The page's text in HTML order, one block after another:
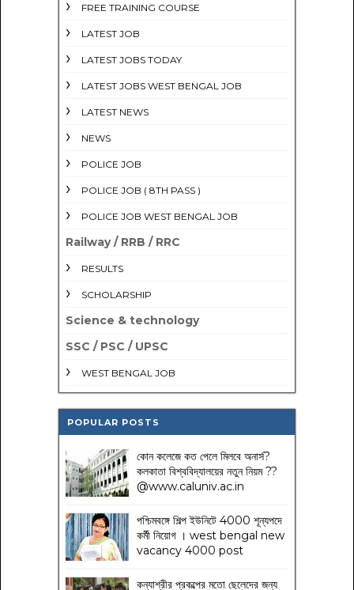
FREE TRAINING COURSE
LATEST JOB
LATEST JOBS TODAY
LATEST JOBS WEST BENGAL JOB
LATEST NEWS
NEWS
POLICE JOB
POLICE JOB ( 8TH PASS )
POLICE JOB WEST BENGAL JOB
Railway / RRB / RRC
RESULTS
SCHOLARSHIP
Science & technology
SSC / PSC / UPSC
WEST BENGAL JOB
POPULAR POSTS
কোন কলেজে কত পেলে মিলবে অনার্স?
কলকাতা বিশ্ববিদ্যালয়ের নতুন নিয়ম??
@www.caluniv.ac.in
পশ্চিমবঙ্গে শিল্প ইউনিটে 4000 শূন্যপদে
কর্মী নিয়োগ । west bengal new
vacancy 4000 post
কন্যাশ্রীর প্রকল্পের মতো ছেলেদের জন্য